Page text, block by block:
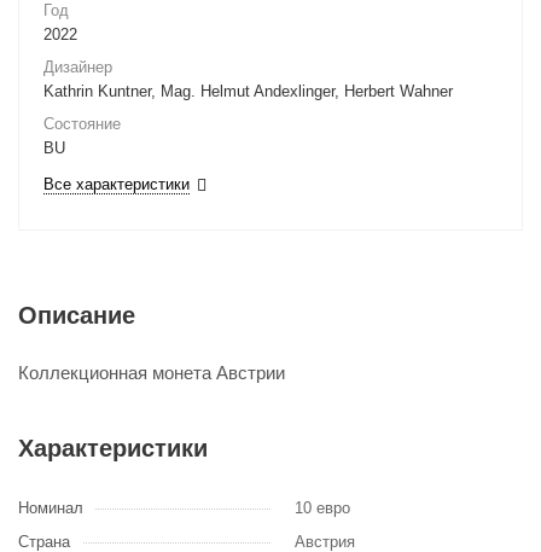
Год
2022
Дизайнер
Kathrin Kuntner, Mag. Helmut Andexlinger, Herbert Wahner
Состояние
BU
Все характеристики
Описание
Коллекционная монета Австрии
Характеристики
Номинал
10 евро
Страна
Австрия